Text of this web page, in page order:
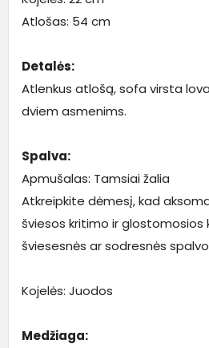
Atlošas: 54 cm
Detalės:
Atlenkus atlošą, sofa virsta
dviem asmenims.
Spalva:
Apmušalas: Tamsiai žalia
Atkreipkite dėmesį, kad
šviesos kritimo ir
šviesesnės ar sodresnės
Kojelės: Juodos
Medžiaga: